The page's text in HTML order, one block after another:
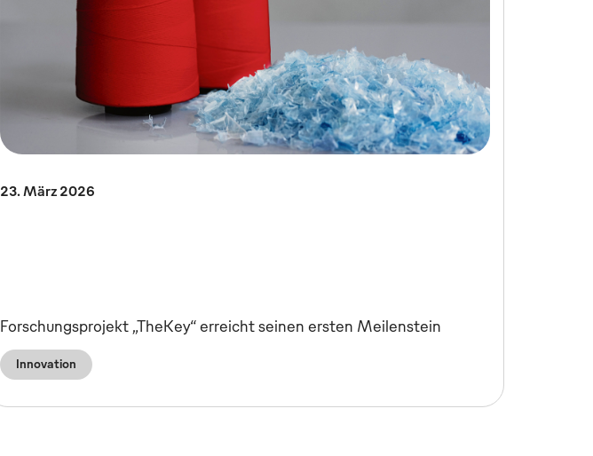
23. März 2026
Forschungsprojekt „TheKey“ erreicht seinen ersten Meilenstein
Innovation